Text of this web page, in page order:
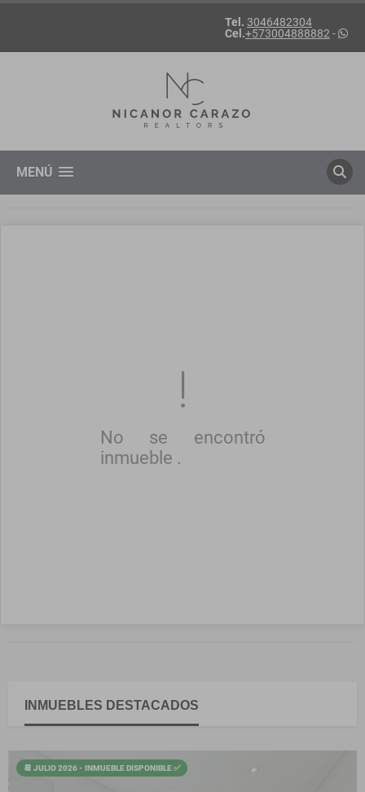
Tel. 3046482304
Cel.+573004888882 -
MENÚ
No se encontró
inmueble .
INMUEBLES DESTACADOS
📆 JULIO 2026 - INMUEBLE DISPONIBLE ✅